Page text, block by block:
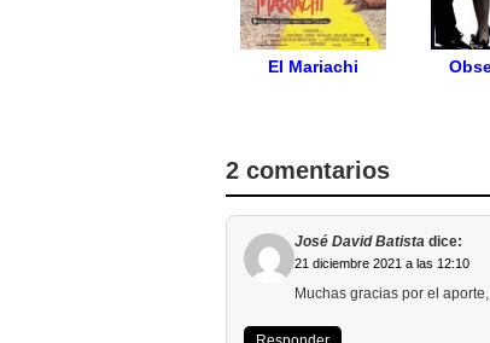
El Mariachi
2 comentarios
José David Batista dice:
21 diciembre 2021 a las 12:10
Muchas gracias por el